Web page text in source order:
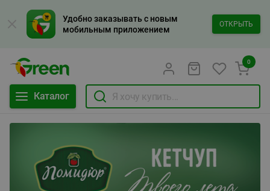
Удобно заказывать с новым
мобильным приложением
ОТКРЫТЬ
Каталог
0